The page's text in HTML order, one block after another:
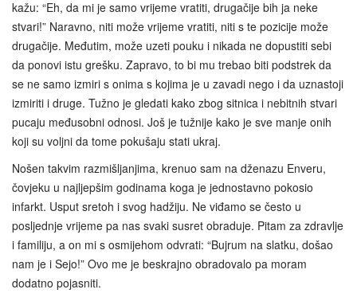
kažu: “Eh, da mi je samo vrijeme vratiti, drugačije bih ja neke
stvari!” Naravno, niti može vrijeme vratiti, niti s te pozicije može
drugačije. Međutim, može uzeti pouku i nikada ne dopustiti sebi
da ponovi istu grešku. Zapravo, to bi mu trebao biti podstrek da
se ne samo izmiri s onima s kojima je u zavadi nego i da uznastoji
izmiriti i druge. Tužno je gledati kako zbog sitnica i nebitnih stvari
pucaju međusobni odnosi. Još je tužnije kako je sve manje onih
koji su voljni da tome pokušaju stati ukraj.
Nošen takvim razmišljanjima, krenuo sam na dženazu Enveru,
čovjeku u najljepšim godinama koga je jednostavno pokosio
infarkt. Usput sretoh i svog hadžiju. Ne viđamo se često u
posljednje vrijeme pa nas svaki susret obraduje. Pitam za zdravlje
i familiju, a on mi s osmijehom odvrati: “Bujrum na slatku, došao
nam je i Sejo!” Ovo me je beskrajno obradovalo pa moram
dodatno pojasniti.